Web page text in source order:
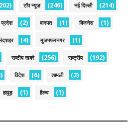
टॉप न्यूज़ (246) नई द‍िल्ली (214)
प्रदेश (2) बागपत (1) बिजनेस (1)
(4) मुजफ्फरनगर (1)
राष्टीय खबरे (256) राष्ट्रीय (192)
विदेश (6) शामली (2)
हापुड़ (1) हैल्थ (1)